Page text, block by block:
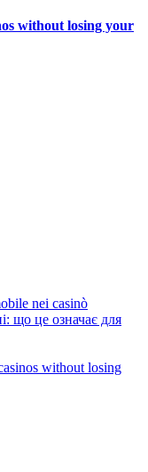
without losing your
nei casinò
що це означає для
without losing